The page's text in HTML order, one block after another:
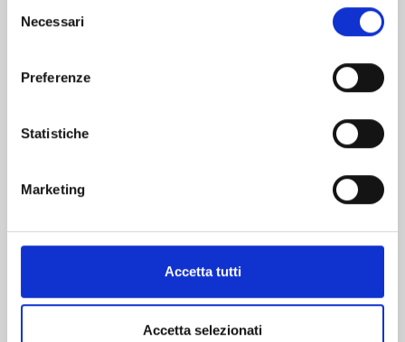
delNecessari
Preferenze
Statistiche
Marketing
Accetta tutti
Accetta selezionati